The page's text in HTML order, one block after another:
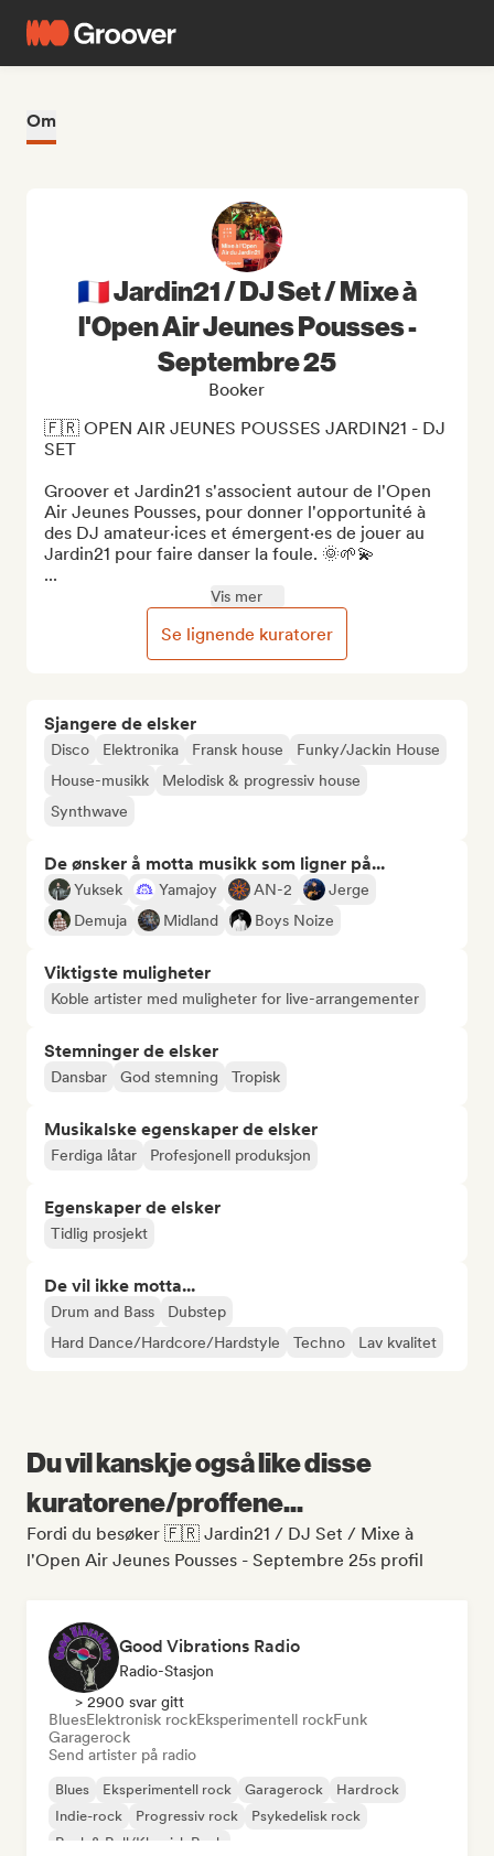
Om
Sjangere de elsker
Disco Elektronika Fransk house
Funky/Jackin House
House-musikk
Melodisk & progressiv house
Synthwave
De ønsker å motta musikk som ligner på...
Yuksek Yamajoy AN-2
Jerge
Demuja
Midland Boys Noize
Viktigste muligheter
Koble artister med muligheter for live-arrangementer
Stemninger de elsker
Dansbar God stemning Tropisk
Musikalske egenskaper de elsker
Ferdiga låtar Profesjonell produksjon
Egenskaper de elsker
Tidlig prosjekt
De vil ikke motta...
Drum and Bass
Dubstep
Hard Dance/Hardcore/Hardstyle
Techno Lav kvalitet
🇫🇷 Jardin21 / DJ Set / Mixe à
l'Open Air Jeunes Pousses -
Septembre 25
Booker
🇫🇷 OPEN AIR JEUNES POUSSES JARDIN21 - DJ
SET
Groover et Jardin21 s'associent autour de l'Open
Air Jeunes Pousses, pour donner l'opportunité à
des DJ amateur·ices et émergent·es de jouer au
Jardin21 pour faire danser la foule. 🌞🌱💫
...
Vis mer
Se lignende kuratorer
Du vil kanskje også like disse
kuratorene/proffene...
Fordi du besøker 🇫🇷 Jardin21 / DJ Set / Mixe à
l'Open Air Jeunes Pousses - Septembre 25s profil
Good Vibrations Radio
Radio-Stasjon
> 2900 svar gitt
BluesElektronisk rockEksperimentell rockFunk
Garagerock
Send artister på radio
Blues Eksperimentell rock Garagerock
Hardrock
Indie-rock
Progressiv rock
Psykedelisk rock
Rock & Roll/Klassisk Rock